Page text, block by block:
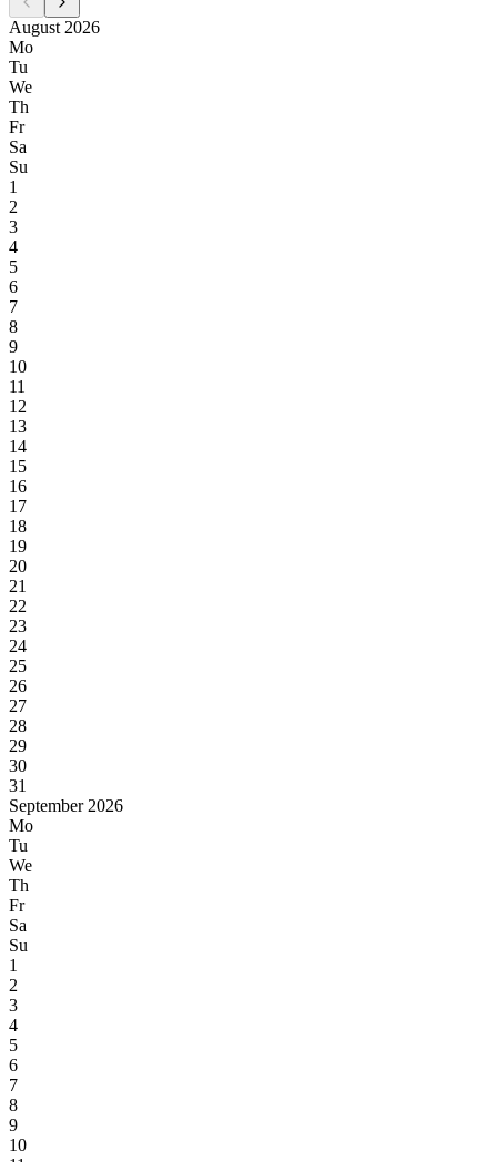
August 2026
Mo
Tu
We
Th
Fr
Sa
Su
1
2
3
4
5
6
7
8
9
10
11
12
13
14
15
16
17
18
19
20
21
22
23
24
25
26
27
28
29
30
31
September 2026
Mo
Tu
We
Th
Fr
Sa
Su
1
2
3
4
5
6
7
8
9
10